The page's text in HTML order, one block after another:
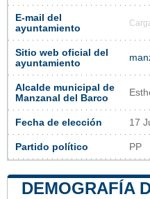
E-mail del
ayuntamiento
Sitio web oficial del
ayuntamiento
Alcalde municipal de
Manzanal del Barco
Fecha de elección 17
Partido político PP
DEMOGRAFÍA